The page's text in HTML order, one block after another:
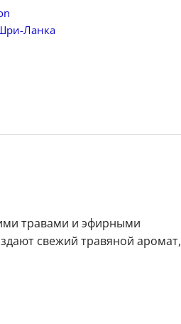
Ланка
травами и эфирными
свежий травяной аромат,